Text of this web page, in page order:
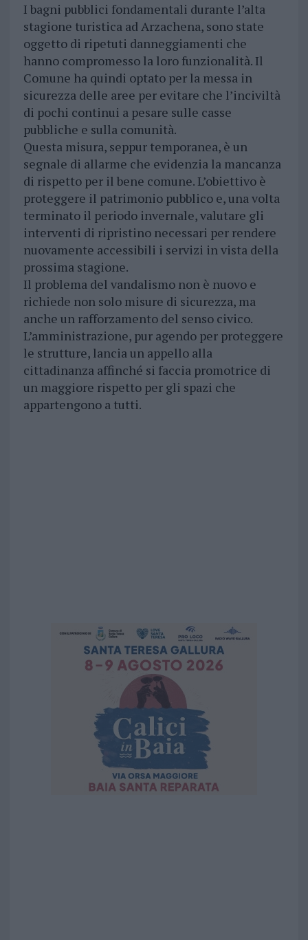
I bagni pubblici fondamentali durante l’alta
stagione turistica ad Arzachena, sono state
oggetto di ripetuti danneggiamenti che
hanno compromesso la loro funzionalità. Il
Comune ha quindi optato per la messa in
sicurezza delle aree per evitare che l’inciviltà
di pochi continui a pesare sulle casse
pubbliche e sulla comunità.
Questa misura, seppur temporanea, è un
segnale di allarme che evidenzia la mancanza
di rispetto per il bene comune. L’obiettivo è
proteggere il patrimonio pubblico e, una volta
terminato il periodo invernale, valutare gli
interventi di ripristino necessari per rendere
nuovamente accessibili i servizi in vista della
prossima stagione.
Il problema del vandalismo non è nuovo e
richiede non solo misure di sicurezza, ma
anche un rafforzamento del senso civico.
L’amministrazione, pur agendo per proteggere
le strutture, lancia un appello alla
cittadinanza affinché si faccia promotrice di
un maggiore rispetto per gli spazi che
appartengono a tutti.